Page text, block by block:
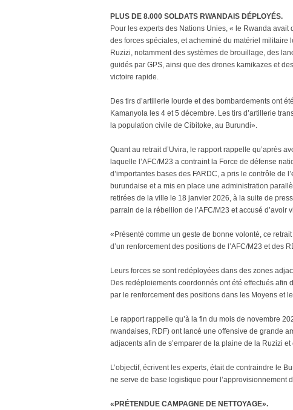
PLUS DE 8.000 SOLDATS RWANDAIS DÉPLOYÉS.
Pour les experts des Nations Unies, « le Rwanda
des forces spéciales, et acheminé du matériel
Ruzizi, notamment des systèmes de brouillage, des
guidés par GPS, ainsi que des drones kamikazes et
victoire rapide.
Des tirs d’artillerie lourde et des bombardements ont
Kamanyola les 4 et 5 décembre. Les tirs d’artillerie
la population civile de Cibitoke, au Burundi».
Quant au retrait d’Uvira, le rapport rappelle qu’après
laquelle l’AFC/M23 a contraint la Force de défense
d’importantes bases des FARDC, a pris le contrôle de
burundaise et a mis en place une administration
retirées de la ville le 18 janvier 2026, à la suite de
parrain de la rébellion de l’AFC/M23 et accusé d’avoir
«Présenté comme un geste de bonne volonté, ce
d’un renforcement des positions de l’AFC/M23 et des
Leurs forces se sont redéployées dans des zones
Des redéploiements coordonnés ont été effectués
par le renforcement des positions dans les Moyens et
Le rapport rappelle qu’à la fin du mois de novembre
rwandaises, RDF) ont lancé une offensive de grande
adjacents afin de s’emparer de la plaine de la Ruzizi
L’objectif, écrivent les experts, était de contraindre le
ne serve de base logistique pour l’approvisionnement
«PRÉTENDUE CAMPAGNE DE NETTOYAGE».